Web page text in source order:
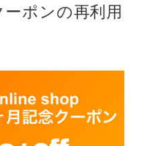
ポンの再利用